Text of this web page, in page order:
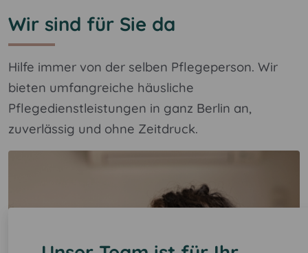
Wir sind für Sie da
Hilfe immer von der selben Pflegeperson. Wir
bieten umfangreiche häusliche
Pflegedienstleistungen in ganz Berlin an,
zuverlässig und ohne Zeitdruck.